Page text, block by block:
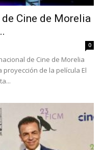
Cine de Morelia
0
de Cine de Morelia
proyección de la película El